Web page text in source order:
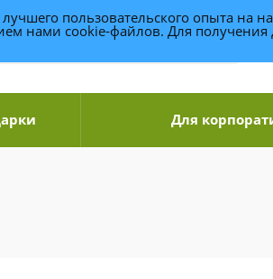
Для
пользовательского опыта на
нами cookie-файлов. Для